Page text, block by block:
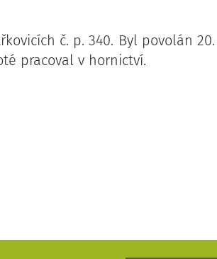
č. p. 340. Byl povolán
pracoval v hornictví.